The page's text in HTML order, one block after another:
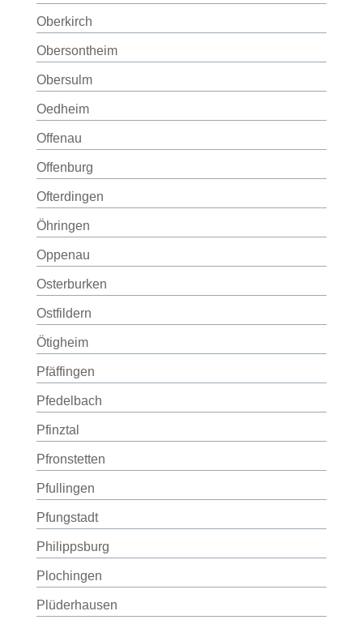
Oberkirch
Obersontheim
Obersulm
Oedheim
Offenau
Offenburg
Ofterdingen
Öhringen
Oppenau
Osterburken
Ostfildern
Ötigheim
Pfäffingen
Pfedelbach
Pfinztal
Pfronstetten
Pfullingen
Pfungstadt
Philippsburg
Plochingen
Plüderhausen